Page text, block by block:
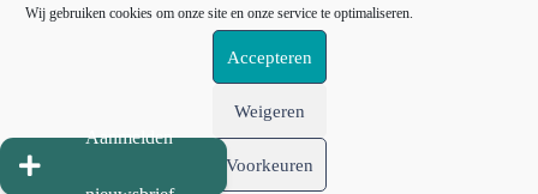
Wij gebruiken cookies om onze site en onze service te optimaliseren.
Accepteren
Weigeren
Voorkeuren
Bedrijventerreinen in
Bodegraven Reeuwijk
Ons Fonds
© 2026 VERENIGING OPBR
OndernemersPlatform Bodegraven-Reeuwijk E: Info@OPBR.nl
Aanmelden